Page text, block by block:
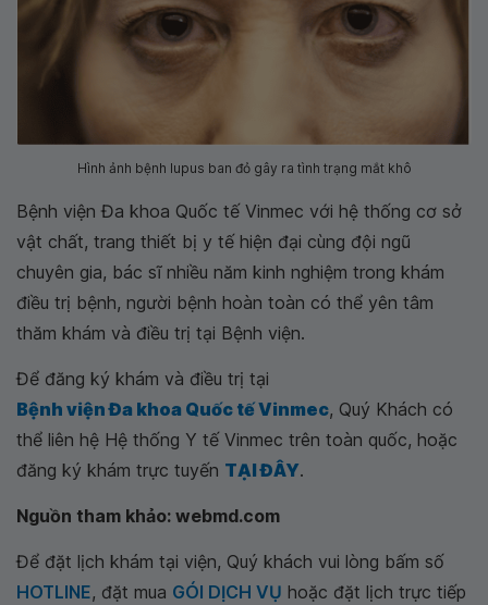
Hình ảnh bệnh lupus ban đỏ gây ra tình trạng mắt khô
Bệnh viện Đa khoa Quốc tế Vinmec với hệ thống cơ sở
vật chất, trang thiết bị y tế hiện đại cùng đội ngũ
chuyên gia, bác sĩ nhiều năm kinh nghiệm trong khám
điều trị bệnh, người bệnh hoàn toàn có thể yên tâm
thăm khám và điều trị tại Bệnh viện.
Để đăng ký khám và điều trị tại
Bệnh viện Đa khoa Quốc tế Vinmec, Quý Khách có
thể liên hệ Hệ thống Y tế Vinmec trên toàn quốc, hoặc
đăng ký khám trực tuyến TẠI ĐÂY.
Nguồn tham khảo: webmd.com
Để đặt lịch khám tại viện, Quý khách vui lòng bấm số
HOTLINE, đặt mua GÓI DỊCH VỤ hoặc đặt lịch trực tiếp